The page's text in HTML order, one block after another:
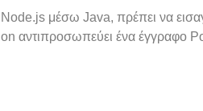
μέσω Java, πρέπει να
αντιπροσωπεύει ένα έγγραφο